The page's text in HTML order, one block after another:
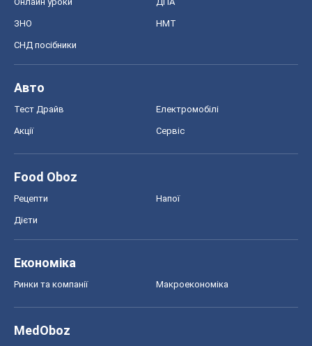
ЗНО НМТ
СНД посібники
Авто
Тест Драйв Електромобілі
Акції Сервіс
Food Oboz
Рецепти Напої
Дієти
Економіка
Ринки та компанії Макроекономіка
MedOboz